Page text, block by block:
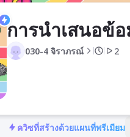
การนำเสนอข้
030-4 จิราภรณ์ 2
ควิซที่สร้างด้วยแผนที่พรีเมียม